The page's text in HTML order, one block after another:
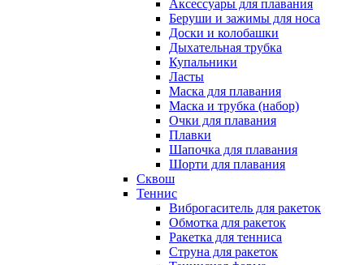
Аксессуары для плавания
Беруши и зажимы для носа
Доски и колобашки
Дыхательная трубка
Купальники
Ласты
Маска для плавания
Маска и трубка (набор)
Очки для плавания
Плавки
Шапочка для плавания
Шорти для плавания
Сквош
Теннис
Виброгаситель для ракеток
Обмотка для ракеток
Ракетка для тенниса
Струна для ракеток